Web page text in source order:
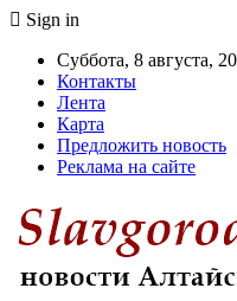
Sign in
Суббота, 8 августа,
Контакты
Лента
Карта
Предложить новость
Реклама на сайте